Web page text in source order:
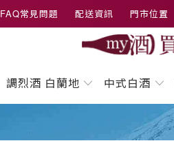
FAQ常見問題 配送資訊 門市位置
調烈酒 白蘭地 中式白酒